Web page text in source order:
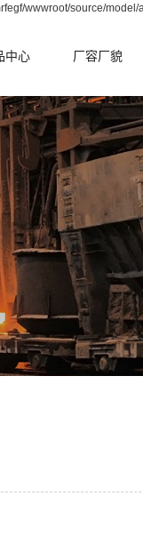
wwwroot/source/
中心
篇
篇
篇
包篇
料篇
篇
式检测
统
厂容厂貌